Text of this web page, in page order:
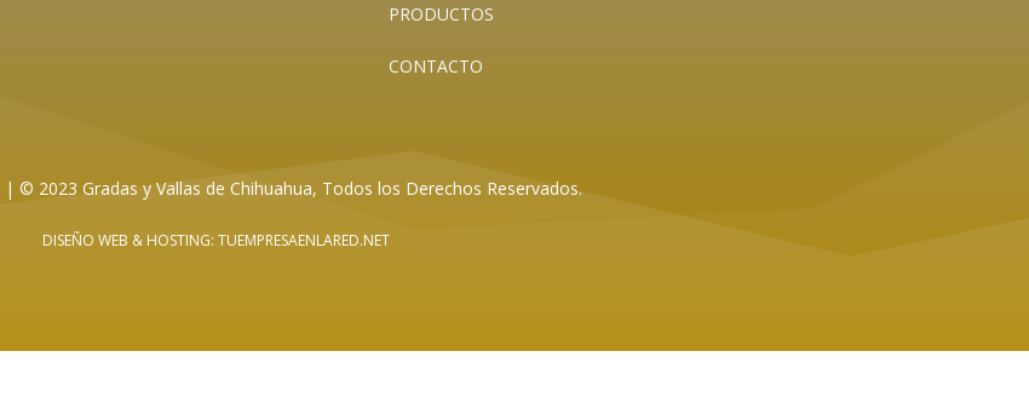
PRODUCTOS
CONTACTO
| © 2023 Gradas y Vallas de Chihuahua, Todos los Derechos Reservados.
DISEÑO WEB & HOSTING: TUEMPRESAENLARED.NET